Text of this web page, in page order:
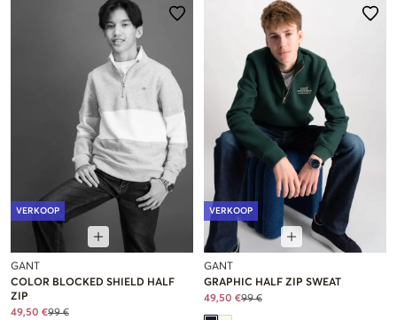
VERKOOP
GANT
COLOR BLOCKED SHIELD HALF
ZIP
49,50 €99 €
VERKOOP
GANT
GRAPHIC HALF ZIP SWEAT
49,50 €99 €